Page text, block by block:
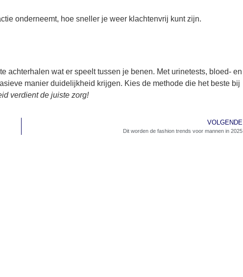
onderneemt, hoe sneller je weer klachtenvrij kunt zijn.
achterhalen wat er speelt tussen je benen. Met urinetests, bloed- en
manier duidelijkheid krijgen. Kies de methode die het beste bij
verdient de juiste zorg!
VOLGENDE
Dit worden de fashion trends voor mannen in 2025